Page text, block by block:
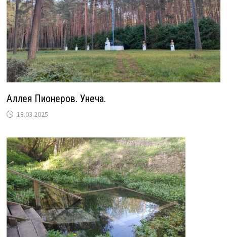
Аллея Пионеров. Унеча.
18.03.2025